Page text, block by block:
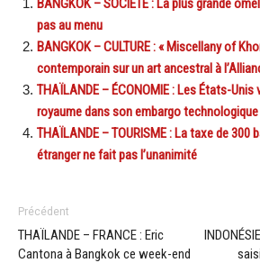
BANGKOK – SOCIÉTÉ : La plus grande
pas au menu
BANGKOK – CULTURE : « Miscellany of
contemporain sur un art ancestral à
THAÏLANDE – ÉCONOMIE : Les États-
royaume dans son embargo technologique
THAÏLANDE – TOURISME : La taxe de 300
étranger ne fait pas l’unanimité
Précédent
THAÏLANDE – FRANCE : Eric
Cantona à Bangkok ce week-end